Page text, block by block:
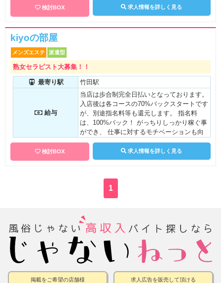
検討BOX 求人情報を詳しく見る
kiyoの部屋
メンズエステ 派遣型
熟女セラピスト大募集！！
最寄り駅 竹田駅
給与
当店は歩合制完全日払いとなっております。
入店後は各コースの70%バックスタートです
が、別途指名料等も還元します。 指名料
は、100%バック！ がっちりしっかり稼ぐ事
ができ、 仕事に対するモチベーションも向
上し今すぐお金が欲しい方にも最適！！
検討BOX 求人情報を詳しく見る
1
掲載をご希望の店舗様 求人広告を販売して頂ける